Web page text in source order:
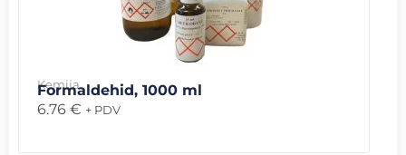
Kemija
Formaldehid, 1000 ml
6.76 € + PDV